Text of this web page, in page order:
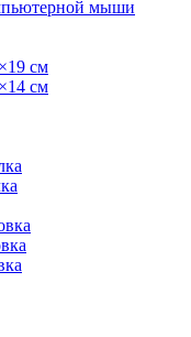
мыши
см
см